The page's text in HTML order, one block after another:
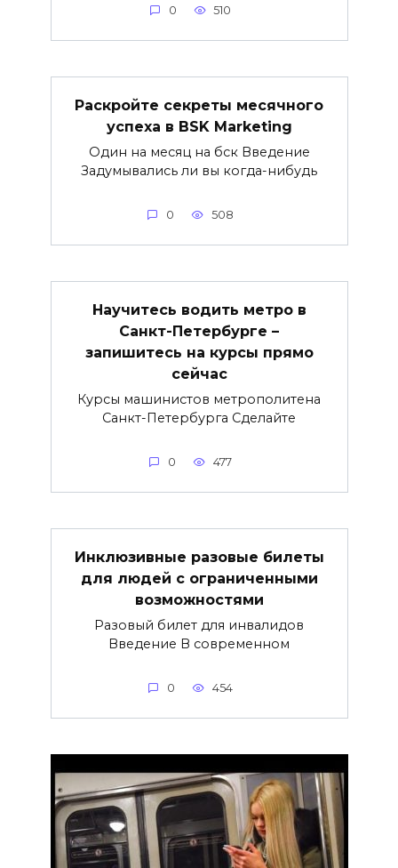
0 510
Раскройте секреты месячного
успеха в BSK Marketing
Один на месяц на бск Введение
Задумывались ли вы когда-нибудь
0 508
Научитесь водить метро в
Санкт-Петербурге –
запишитесь на курсы прямо
сейчас
Курсы машинистов метрополитена
Санкт-Петербурга Сделайте
0 477
Инклюзивные разовые билеты
для людей с ограниченными
возможностями
Разовый билет для инвалидов
Введение В современном
0 454